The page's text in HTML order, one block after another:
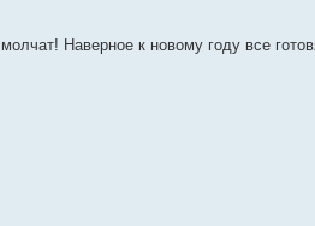
Наверное к новому году все